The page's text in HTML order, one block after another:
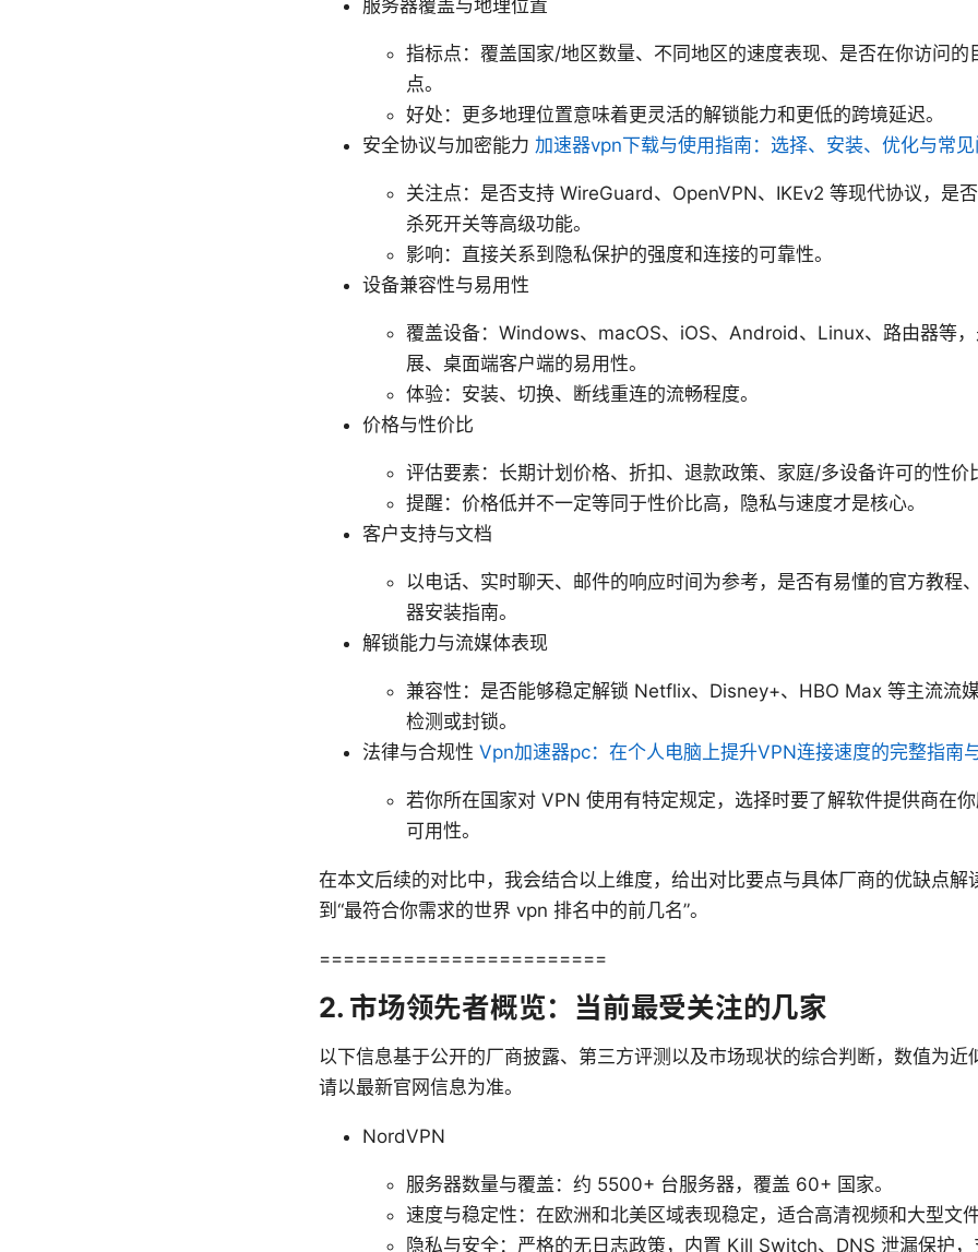
服务器覆盖与地理位置
指标点：覆盖国家/地区数量、不同地区的速度表现、是否在你访问的
点。
好处：更多地理位置意味着更灵活的解锁能力和更低的跨境延迟。
安全协议与加密能力 加速器vpn下载与使用指南：选择、安装、优化与常见
关注点：是否支持 WireGuard、OpenVPN、IKEv2 等现代协议，是否
杀死开关等高级功能。
影响：直接关系到隐私保护的强度和连接的可靠性。
设备兼容性与易用性
覆盖设备：Windows、macOS、iOS、Android、Linux、路由器等
展、桌面端客户端的易用性。
体验：安装、切换、断线重连的流畅程度。
价格与性价比
评估要素：长期计划价格、折扣、退款政策、家庭/多设备许可的性价
提醒：价格低并不一定等同于性价比高，隐私与速度才是核心。
客户支持与文档
以电话、实时聊天、邮件的响应时间为参考，是否有易懂的官方教程
器安装指南。
解锁能力与流媒体表现
兼容性：是否能够稳定解锁 Netflix、Disney+、HBO Max 等主流流
检测或封锁。
法律与合规性 Vpn加速器pc：在个人电脑上提升VPN连接速度的完整指南
若你所在国家对 VPN 使用有特定规定，选择时要了解软件提供商在
可用性。
在本文后续的对比中，我会结合以上维度，给出对比要点与具体厂商的优缺点解
到“最符合你需求的世界 vpn 排名中的前几名”。
========================
2. 市场领先者概览：当前最受关注的几家
以下信息基于公开的厂商披露、第三方评测以及市场现状的综合判断，数值为近
请以最新官网信息为准。
NordVPN
服务器数量与覆盖：约 5500+ 台服务器，覆盖 60+ 国家。
速度与稳定性：在欧洲和北美区域表现稳定，适合高清视频和大型文件
隐私与安全：严格的无日志政策，内置 Kill Switch、DNS 泄漏保护，